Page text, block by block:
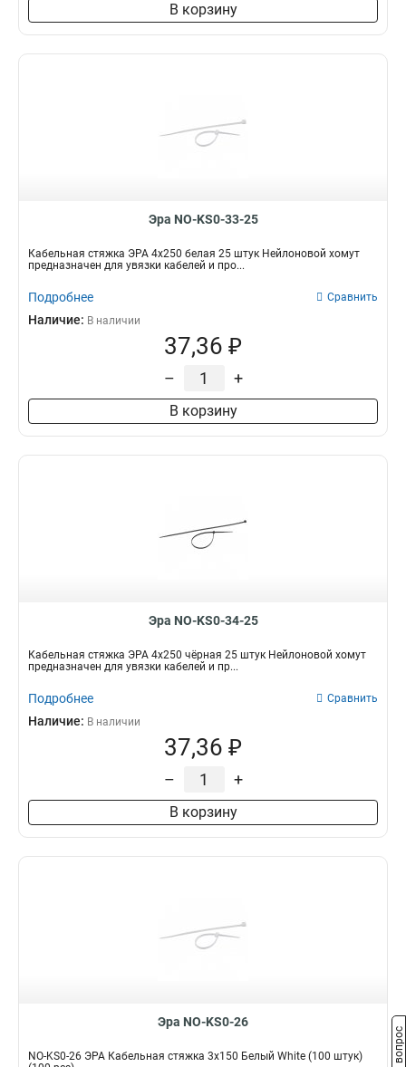
В корзину
Эра NO-KS0-33-25
Кабельная стяжка ЭРА 4x250 белая 25 штук Нейлоновой хомут
предназначен для увязки кабелей и про...
Подробнее Сравнить
Наличие: В наличии
37,36 ₽
– +
В корзину
Эра NO-KS0-34-25
Кабельная стяжка ЭРА 4x250 чёрная 25 штук Нейлоновой хомут
предназначен для увязки кабелей и пр...
Подробнее Сравнить
Наличие: В наличии
37,36 ₽
– +
В корзину
Эра NO-KS0-26
NO-KS0-26 ЭРА Кабельная стяжка 3х150 Белый White (100 штук)